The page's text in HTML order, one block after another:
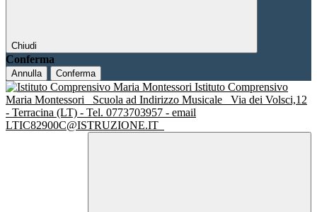
Chiudi
Conferma
Annulla Conferma
Istituto Comprensivo
Maria Montessori
Scuola ad Indirizzo Musicale
Via dei Volsci,12
- Terracina (LT) - Tel. 0773703957 - email
LTIC82900C@ISTRUZIONE.IT